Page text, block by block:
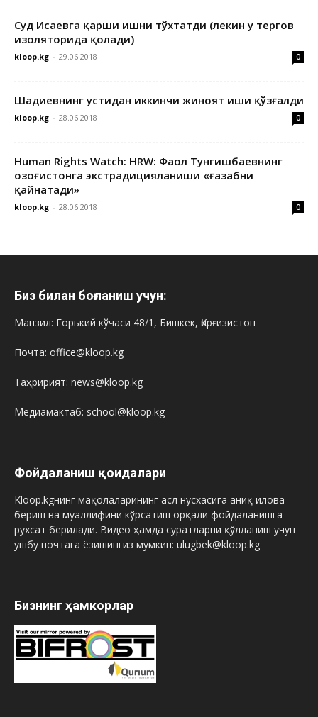
Суд Исаевга қарши ишни тўхтатди (лекин у тергов
изоляторида қолади)
kloop.kg - 29.06.2018 0
Шадиевнинг устидан иккинчи жиноят иши қўзғалди
kloop.kg - 28.06.2018 0
Human Rights Watch: HRW: Фаол Тунгишбаевнинг
Қозоғистонга экстрадицияланиши «ғазабни
қайнатади»
kloop.kg - 28.06.2018 0
Биз билан боғланиш учун:
Манзил: Горький кўчаси 48/1, Бишкек, Қирғизистон
Почта: office@kloop.kg
Таҳририят: news@kloop.kg
Медиамактаб: school@kloop.kg
Фойдаланиш қоидалари
Kloop.kgнинг мақолаларининг асл нусхасига аниқ илова
бериш ва муаллифини кўрсатиш орқали фойдаланишга
рухсат берилади. Видео ҳамда суратларни қўлланиш учун
ушбу почтага ёзишингиз мумкин: ulugbek@kloop.kg
Бизнинг ҳамкорлар